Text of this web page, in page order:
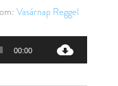
Vasárnap Reggel
00:00